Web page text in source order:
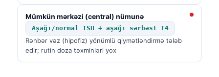
Mümkün mərkəzi (central) nümunə
Aşağı/normal TSH + aşağı sərbəst T4
Rəhbər vəz (hipofiz) yönümlü qiymətləndirmə tələb
edir; rutin doza təxminləri yox
简体中文
فارسی
Български
Dansk